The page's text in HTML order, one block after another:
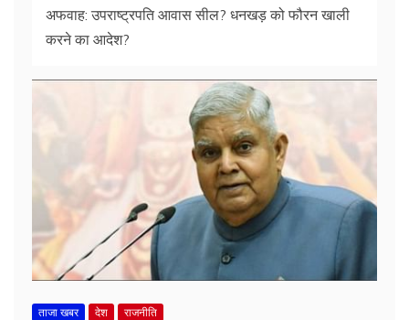
अफवाह: उपराष्ट्रपति आवास सील? धनखड़ को फौरन खाली
करने का आदेश?
ताजा खबर देश राजनीति